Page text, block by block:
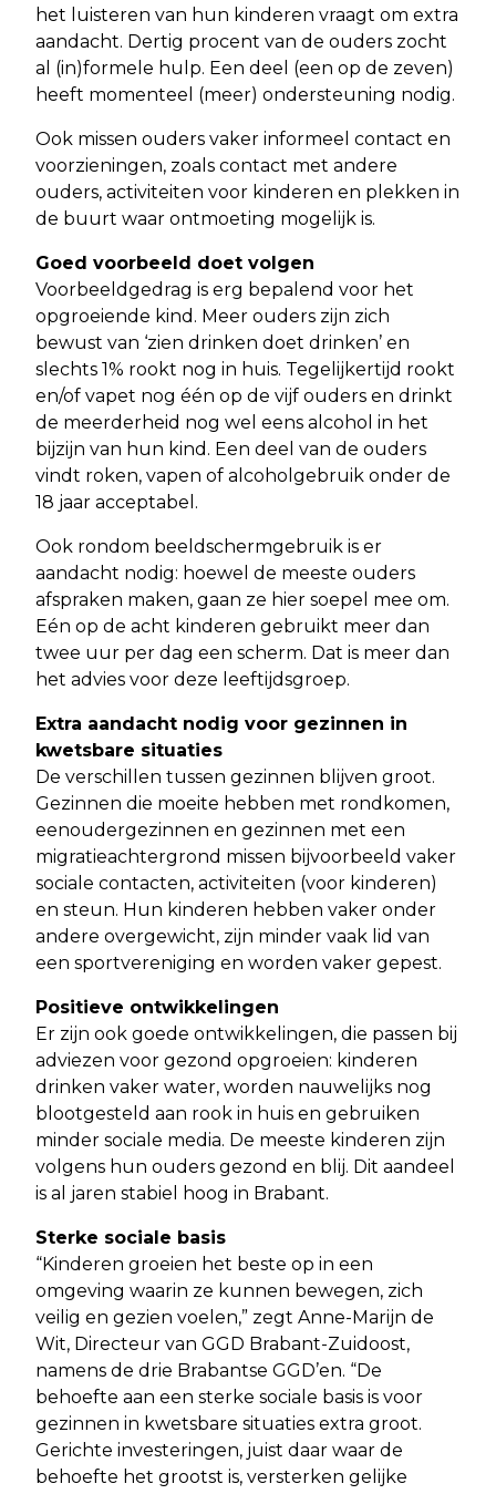
het luisteren van hun kinderen vraagt om extra
aandacht. Dertig procent van de ouders zocht
al (in)formele hulp. Een deel (een op de zeven)
heeft momenteel (meer) ondersteuning nodig.
Ook missen ouders vaker informeel contact en
voorzieningen, zoals contact met andere
ouders, activiteiten voor kinderen en plekken in
de buurt waar ontmoeting mogelijk is.
Goed voorbeeld doet volgen
Voorbeeldgedrag is erg bepalend voor het
opgroeiende kind. Meer ouders zijn zich
bewust van ‘zien drinken doet drinken’ en
slechts 1% rookt nog in huis. Tegelijkertijd rookt
en/of vapet nog één op de vijf ouders en drinkt
de meerderheid nog wel eens alcohol in het
bijzijn van hun kind. Een deel van de ouders
vindt roken, vapen of alcoholgebruik onder de
18 jaar acceptabel.
Ook rondom beeldschermgebruik is er
aandacht nodig: hoewel de meeste ouders
afspraken maken, gaan ze hier soepel mee om.
Eén op de acht kinderen gebruikt meer dan
twee uur per dag een scherm. Dat is meer dan
het advies voor deze leeftijdsgroep.
Extra aandacht nodig voor gezinnen in
kwetsbare situaties
De verschillen tussen gezinnen blijven groot.
Gezinnen die moeite hebben met rondkomen,
eenoudergezinnen en gezinnen met een
migratieachtergrond missen bijvoorbeeld vaker
sociale contacten, activiteiten (voor kinderen)
en steun. Hun kinderen hebben vaker onder
andere overgewicht, zijn minder vaak lid van
een sportvereniging en worden vaker gepest.
Positieve ontwikkelingen
Er zijn ook goede ontwikkelingen, die passen bij
adviezen voor gezond opgroeien: kinderen
drinken vaker water, worden nauwelijks nog
blootgesteld aan rook in huis en gebruiken
minder sociale media. De meeste kinderen zijn
volgens hun ouders gezond en blij. Dit aandeel
is al jaren stabiel hoog in Brabant.
Sterke sociale basis
“Kinderen groeien het beste op in een
omgeving waarin ze kunnen bewegen, zich
veilig en gezien voelen,” zegt Anne-Marijn de
Wit, Directeur van GGD Brabant-Zuidoost,
namens de drie Brabantse GGD’en. “De
behoefte aan een sterke sociale basis is voor
gezinnen in kwetsbare situaties extra groot.
Gerichte investeringen, juist daar waar de
behoefte het grootst is, versterken gelijke